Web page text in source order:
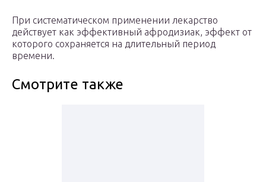
При систематическом применении лекарство
действует как эффективный афродизиак, эффект от
которого сохраняется на длительный период
времени.
Смотрите также